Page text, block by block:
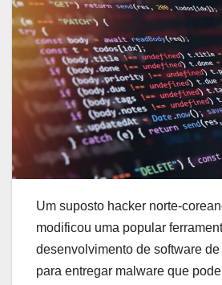
Um suposto hacker norte-
modificou uma popular
desenvolvimento de software
para entregar malware que